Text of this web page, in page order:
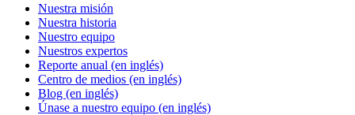
Nuestra misión
Nuestra historia
Nuestro equipo
Nuestros expertos
Reporte anual (en inglés)
Centro de medios (en inglés)
Blog (en inglés)
Únase a nuestro equipo (en inglés)